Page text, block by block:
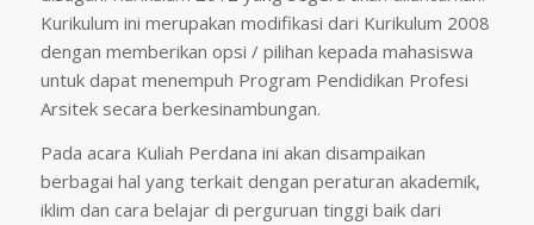
Kurikulum ini merupakan modifikasi dari Kurikulum 2008
dengan memberikan opsi / pilihan kepada mahasiswa
untuk dapat menempuh Program Pendidikan Profesi
Arsitek secara berkesinambungan.
Pada acara Kuliah Perdana ini akan disampaikan
berbagai hal yang terkait dengan peraturan akademik,
iklim dan cara belajar di perguruan tinggi baik dari